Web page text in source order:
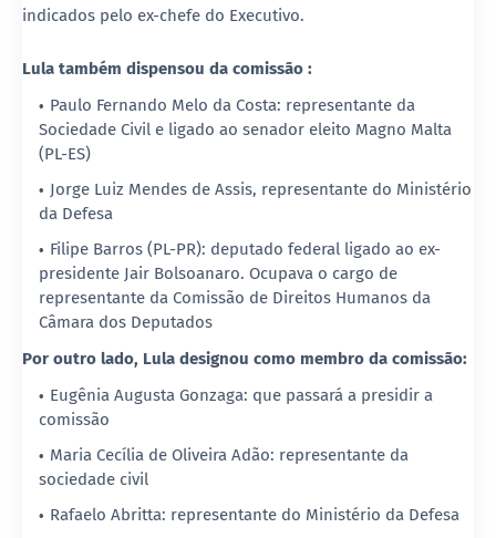
indicados pelo ex-chefe do Executivo.
Lula também dispensou da comissão :
Paulo Fernando Melo da Costa: representante da
Sociedade Civil e ligado ao senador eleito Magno Malta
(PL-ES)
Jorge Luiz Mendes de Assis, representante do Ministério
da Defesa
Filipe Barros (PL-PR): deputado federal ligado ao ex-
presidente Jair Bolsoanaro. Ocupava o cargo de
representante da Comissão de Direitos Humanos da
Câmara dos Deputados
Por outro lado, Lula designou como membro da comissão:
Eugênia Augusta Gonzaga: que passará a presidir a
comissão
Maria Cecília de Oliveira Adão: representante da
sociedade civil
Rafaelo Abritta: representante do Ministério da Defesa